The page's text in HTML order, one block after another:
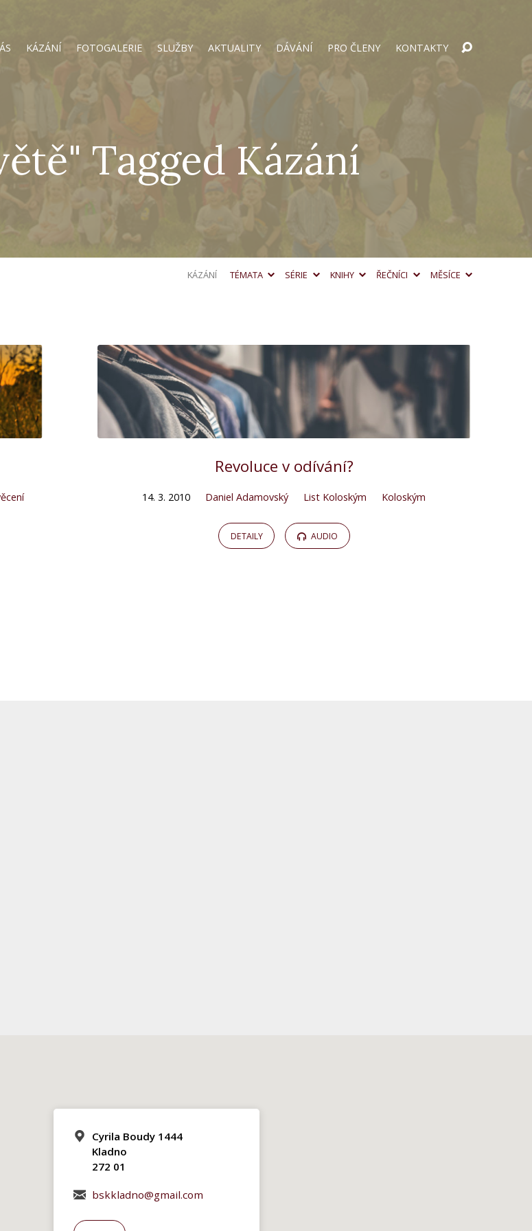
KÁZÁNÍ FOTOGALERIE SLUŽBY AKTUALITY DÁVÁNÍ PRO ČLENY KONTAKTY
Tagged Kázání
KÁZÁNÍ TÉMATA SÉRIE KNIHY ŘEČNÍCI MĚSÍCE
Revoluce v odívání?
14. 3. 2010 Daniel Adamovský List Koloským Koloským
DETAILY AUDIO
Cyrila Boudy 1444
Kladno
272 01
bskkladno@gmail.com